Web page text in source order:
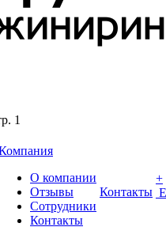
1
О компании
Отзывы
Сотрудники
Контакты
Контакты
+